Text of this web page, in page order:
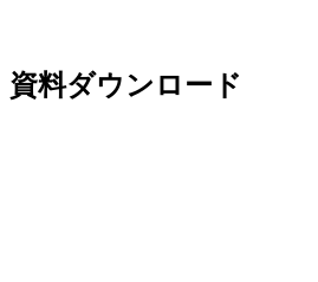
資料ダウンロード